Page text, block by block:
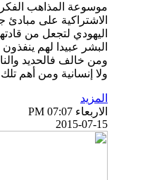
موسوعة المذاهب
الاشتراكية على
اليهودي لتجعل من
البشر عبيدا لهم
ومن خالف فالحديد
ولا إنسانية ومن أهم تلك
المزيد
الاربعاء PM 07:07
2015-07-15